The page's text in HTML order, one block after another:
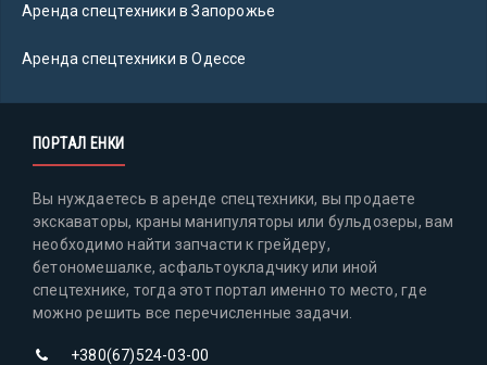
Аренда спецтехники в Запорожье
Аренда спецтехники в Одессе
ПОРТАЛ ЕНКИ
Вы нуждаетесь в аренде спецтехники, вы продаете
экскаваторы, краны манипуляторы или бульдозеры, вам
необходимо найти запчасти к грейдеру,
бетономешалке, асфальтоукладчику или иной
спецтехнике, тогда этот портал именно то место, где
можно решить все перечисленные задачи.
+380(67)524-03-00